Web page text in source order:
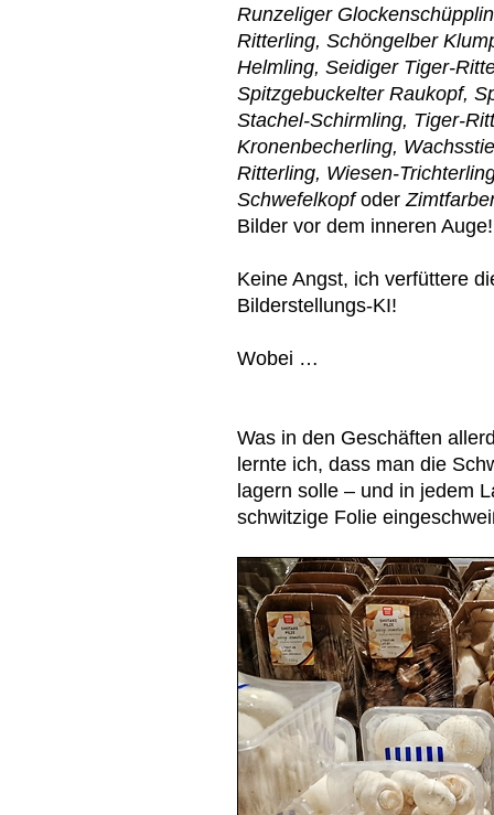
Runzeliger
Ritterling, Schöngelber
Helmling, Seidiger Tiger-
Spitzgebuckelter Raukopf,
Stachel-Schirmling, Tiger-
Kronenbecherling,
Ritterling, Wiesen-
Schwefelkopfoder
Bilder vor dem inneren Auge!
Keine Angst, ich verfüttere
Bilderstellungs-KI!
Wobei …
Was in den Geschäften
lernte ich, dass man die
lagern solle – und in jedem
schwitzige Folie